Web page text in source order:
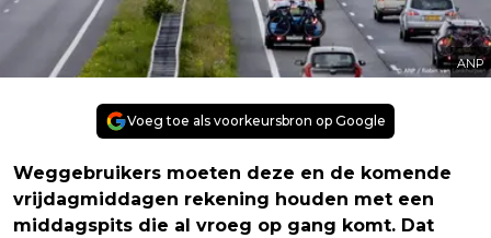
ANP
Voeg toe als voorkeursbron op Google
Weggebruikers moeten deze en de komende
vrijdagmiddagen rekening houden met een
middagspits die al vroeg op gang komt. Dat